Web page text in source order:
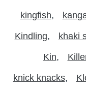
kingfish
Kindling khaki
Kin
knick knacks